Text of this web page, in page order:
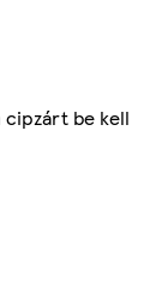
cipzárt be kell